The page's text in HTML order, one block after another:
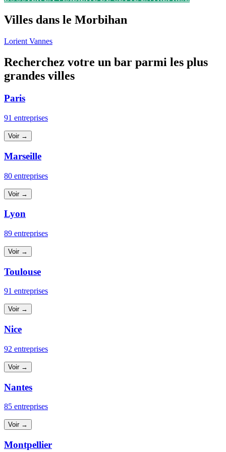
Villes dans le Morbihan
Lorient Vannes
Recherchez votre un bar parmi les plus
grandes villes
Paris
91 entreprises
Voir →
Marseille
80 entreprises
Voir →
Lyon
89 entreprises
Voir →
Toulouse
91 entreprises
Voir →
Nice
92 entreprises
Voir →
Nantes
85 entreprises
Voir →
Montpellier